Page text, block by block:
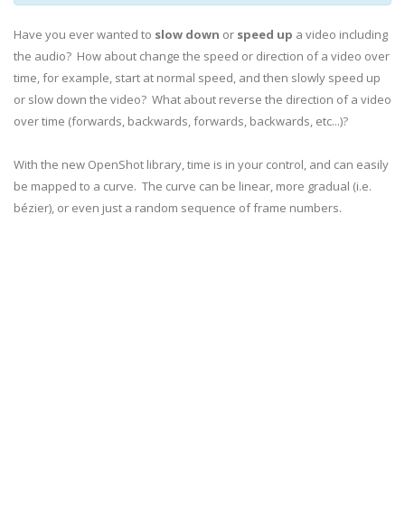
Have you ever wanted to slow down or speed up a video including
the audio? How about change the speed or direction of a video over
time, for example, start at normal speed, and then slowly speed up
or slow down the video? What about reverse the direction of a video
over time (forwards, backwards, forwards, backwards, etc...)?
With the new OpenShot library, time is in your control, and can easily
be mapped to a curve. The curve can be linear, more gradual (i.e.
bézier), or even just a random sequence of frame numbers.